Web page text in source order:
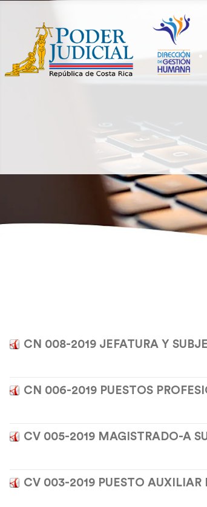
CN 008-2019 JEFATURA Y
CN 006-2019 PUESTOS
CV 005-2019 MAGISTRADO-A
CV 003-2019 PUESTO AUXILIAR